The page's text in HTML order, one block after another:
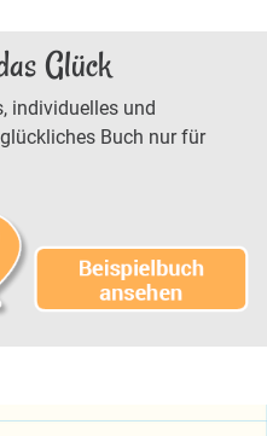
Glück
individuelles und
Buch nur für